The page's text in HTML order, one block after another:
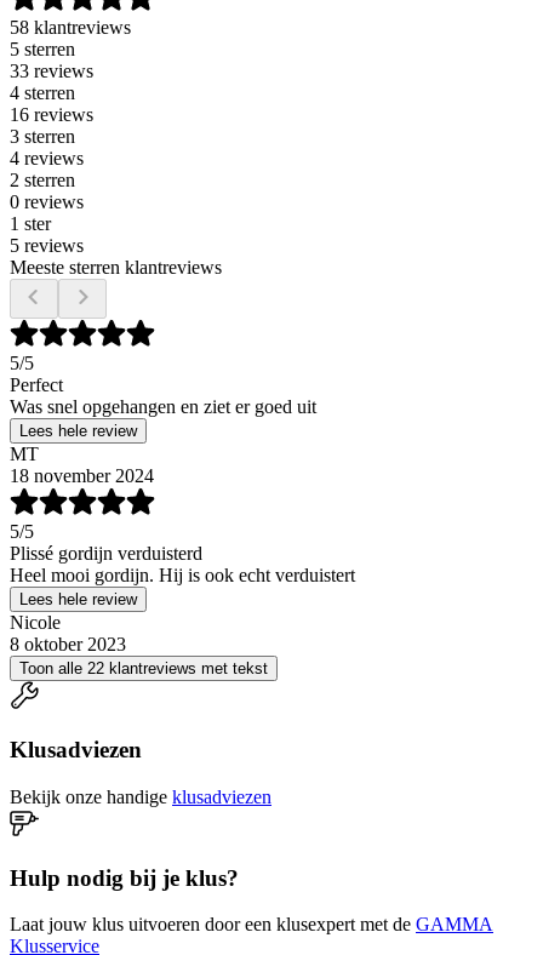
58 klantreviews
5 sterren
33 reviews
4 sterren
16 reviews
3 sterren
4 reviews
2 sterren
0 reviews
1 ster
5 reviews
Meeste sterren klantreviews
5/5
Perfect
Was snel opgehangen en ziet er goed uit
Lees hele review
MT
18 november 2024
5/5
Plissé gordijn verduisterd
Heel mooi gordijn. Hij is ook echt verduistert
Lees hele review
Nicole
8 oktober 2023
Toon alle 22 klantreviews met tekst
Klusadviezen
Bekijk onze handige klusadviezen
Hulp nodig bij je klus?
Laat jouw klus uitvoeren door een klusexpert met de GAMMA
Klusservice